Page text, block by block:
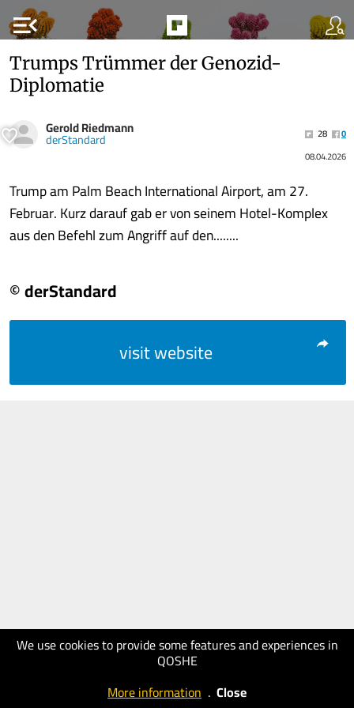
menu_open
We use cookies to provide some features and experiences in
QOSHE
More information . Close
Trumps Trümmer der Genozid-
Diplomatie
Gerold Riedmann
derStandard 28
0
08.04.2026
Trump am Palm Beach International Airport, am 27.
Februar. Kurz darauf gab er von seinem Hotel-Komplex
aus den Befehl zum Angriff auf den........
© derStandard
visit website